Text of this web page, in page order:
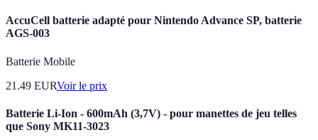
AccuCell batterie adapté pour Nintendo Advance SP, batterie
AGS-003
Batterie Mobile
21.49 EURVoir le prix
Batterie Li-Ion - 600mAh (3,7V) - pour manettes de jeu telles
que Sony MK11-3023